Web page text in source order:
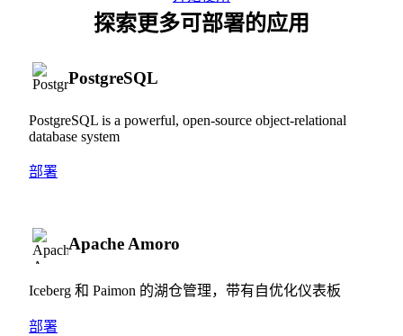
探索更多可部署的应用
PostgreSQL
PostgreSQL is a powerful, open-source object-relational
database system
部署
Apache Amoro
Iceberg 和 Paimon 的湖仓管理，带有自优化仪表板
部署